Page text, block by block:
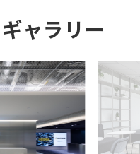
ャラリー